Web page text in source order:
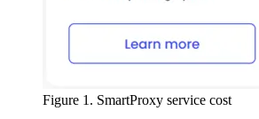
Figure 1. SmartProxy service cost